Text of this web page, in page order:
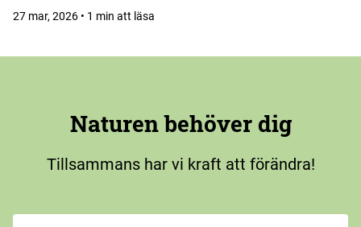
27 mar, 2026 • 1 min att läsa
Naturen behöver dig
Tillsammans har vi kraft att förändra!